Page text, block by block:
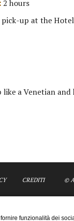
funzionalità dei
2 hours
up at the Hotel
a Venetian
CREDITI ©